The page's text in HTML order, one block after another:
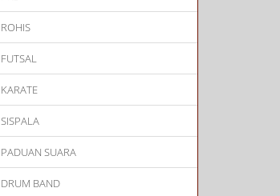
ROHIS
FUTSAL
KARATE
SISPALA
PADUAN SUARA
DRUM BAND